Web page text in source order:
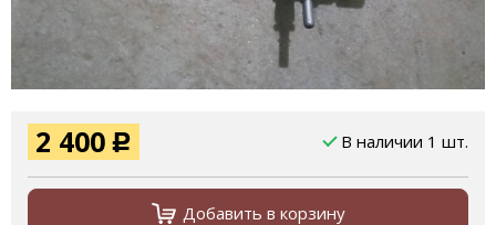
2 400 Р В наличии 1 шт.
Добавить в корзину